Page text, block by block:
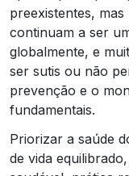
preexistentes,
continuam a ser
globalmente, e
ser sutis ou não
prevenção e o
fundamentais.
Priorizar a saúde
de vida